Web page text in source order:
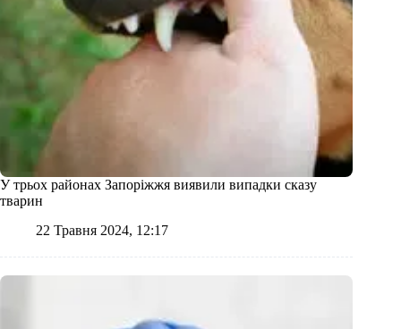
У трьох районах Запоріжжя виявили випадки сказу
тварин
22 Травня 2024, 12:17